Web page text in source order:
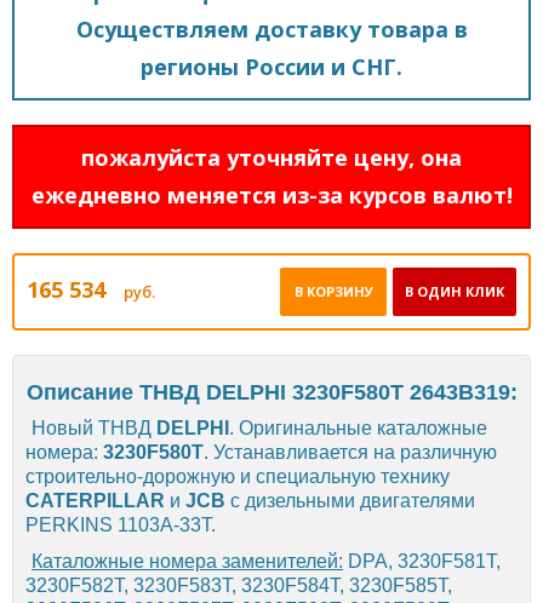
Осуществляем доставку товара в
регионы России и СНГ.
пожалуйста уточняйте цену, она
ежедневно меняется из-за курсов валют!
165 534 руб. В ОДИН КЛИК
В КОРЗИНУ
Описание ТНВД DELPHI 3230F580T 2643B319:
Новый ТНВД DELPHI . Оригинальные каталожные
номера: 3230F580T. Устанавливается на различную
строительно-дорожную и специальную технику
CATERPILLAR и JCB с дизельными двигателями
PERKINS 1103A-33T.
Каталожные номера заменителей: DPA, 3230F581T,
3230F582T, 3230F583T, 3230F584T, 3230F585T,